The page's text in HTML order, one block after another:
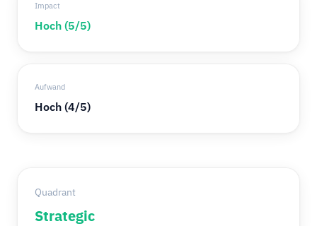
Impact
Hoch (5/5)
Aufwand
Hoch (4/5)
Quadrant
Strategic